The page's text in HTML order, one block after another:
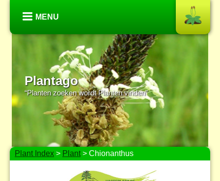
MENU
Plantago
“Planten zoeken wordt Planten vinden”
Plant Index > Plant> Chionanthus